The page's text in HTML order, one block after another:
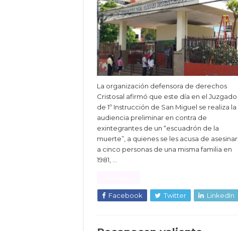
La organización defensora de derechos
Cristosal afirmó que este día en el Juzgado
de 1º Instrucción de San Miguel se realiza la
audiencia preliminar en contra de
exintegrantes de un “escuadrón de la
muerte”, a quienes se les acusa de asesinar
a cinco personas de una misma familia en
1981, …
Facebook Twitter LinkedIn